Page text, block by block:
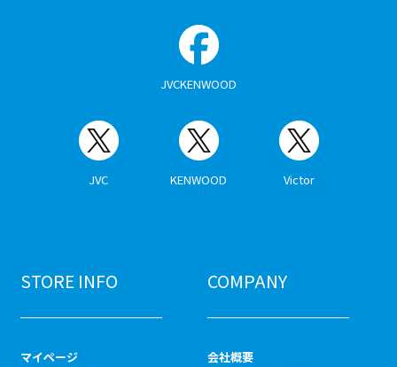
JVCKENWOOD
JVC KENWOOD Victor
STORE INFO
マイページ
COMPANY
会社概要